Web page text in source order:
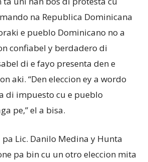
na Republica Dominicana
e pueblo Dominicano no a
confiabel y berdadero di
di e fayo presenta den e
aki. “Den eleccion ey a wordo
di impuesto cu e pueblo
pe,” el a bisa.
Lic. Danilo Medina y Hunta
pa bin cu un otro eleccion mita